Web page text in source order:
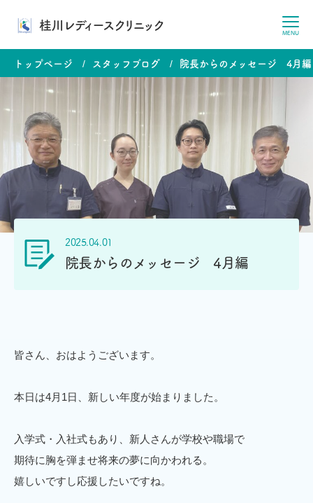
桂川レディースクリニック MENU
トップページ スタッフブログ 院長からのメッセージ 4月編
2025.04.01
院長からのメッセージ 4月編
皆さん、おはようございます。
本日は4月1日、新しい年度が始まりました。
入学式・入社式もあり、新人さんが学校や職場で
期待に胸を弾ませ将来の夢に向かわれる。
嬉しいですし応援したいですね。